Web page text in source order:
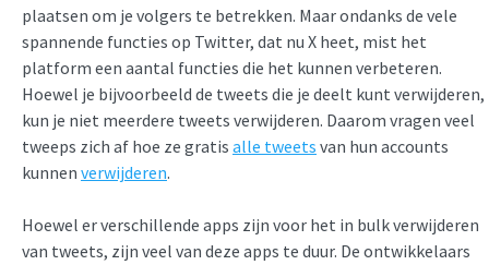
plaatsen om je volgers te betrekken. Maar ondanks de vele
spannende functies op Twitter, dat nu X heet, mist het
platform een aantal functies die het kunnen verbeteren.
Hoewel je bijvoorbeeld de tweets die je deelt kunt verwijderen,
kun je niet meerdere tweets verwijderen. Daarom vragen veel
tweeps zich af hoe ze gratis alle tweets van hun accounts
kunnen verwijderen.
Hoewel er verschillende apps zijn voor het in bulk verwijderen
van tweets, zijn veel van deze apps te duur. De ontwikkelaars